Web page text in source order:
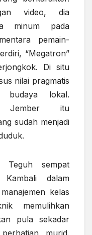
video, dia
minum pada
pemain-
“Megatron”
Di situ
nilai pragmatis
budaya lokal.
Jember itu
sudah menjadi
Teguh sempat
dalam
kelas
memulihkan
pula sekadar